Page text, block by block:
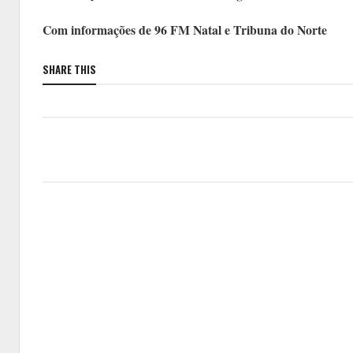
Com informações de 96 FM Natal e Tribuna do Norte
SHARE THIS